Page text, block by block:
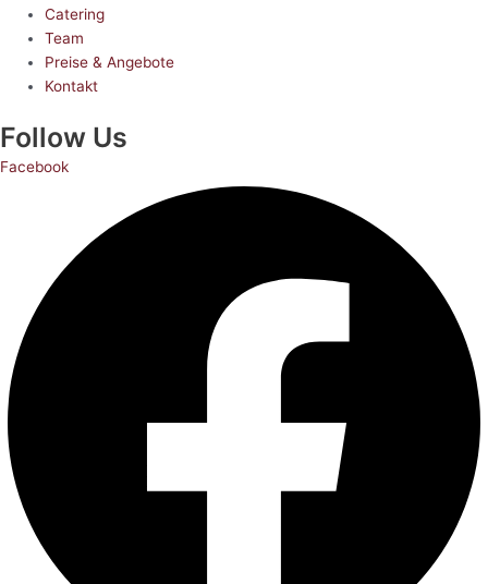
Catering
Team
Preise & Angebote
Kontakt
Follow Us
Facebook